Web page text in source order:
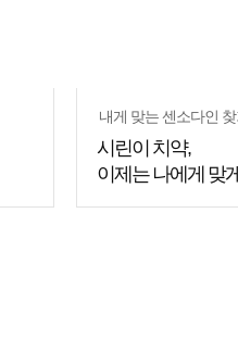
내게 맞는 센소다인 찾
시린이 치약,
이제는 나에게 맞